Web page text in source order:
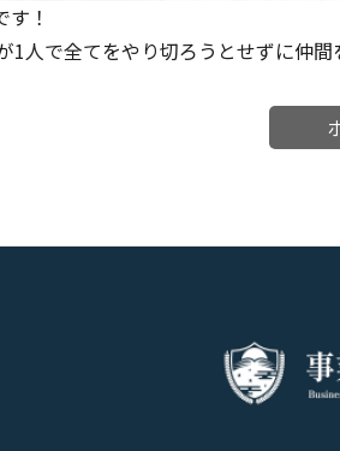
！
1人で全てをやり切ろうとせずに仲